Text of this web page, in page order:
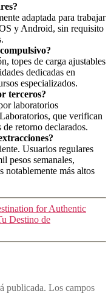
adaptada para trabajar
y Android, sin requisito
topes de carga ajustables
dedicadas en
especializados.
terceros?
laboratorios
que verifican
retorno declarados.
Usuarios regulares
pesos semanales,
notablemente más altos
for Authentic
Destino de
publicada. Los campos